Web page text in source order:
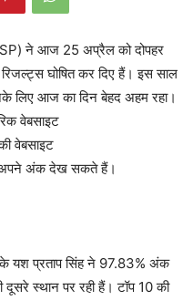
ने आज 25 अप्रैल को दोपहर
घोषित कर दिए हैं। इस साल
लिए आज का दिन बेहद अहम रहा।
वेबसाइट
वेबसाइट
अंक देख सकते हैं।
के यश प्रताप सिंह ने 97.83% अंक
दूसरे स्थान पर रही हैं। टॉप 10 की